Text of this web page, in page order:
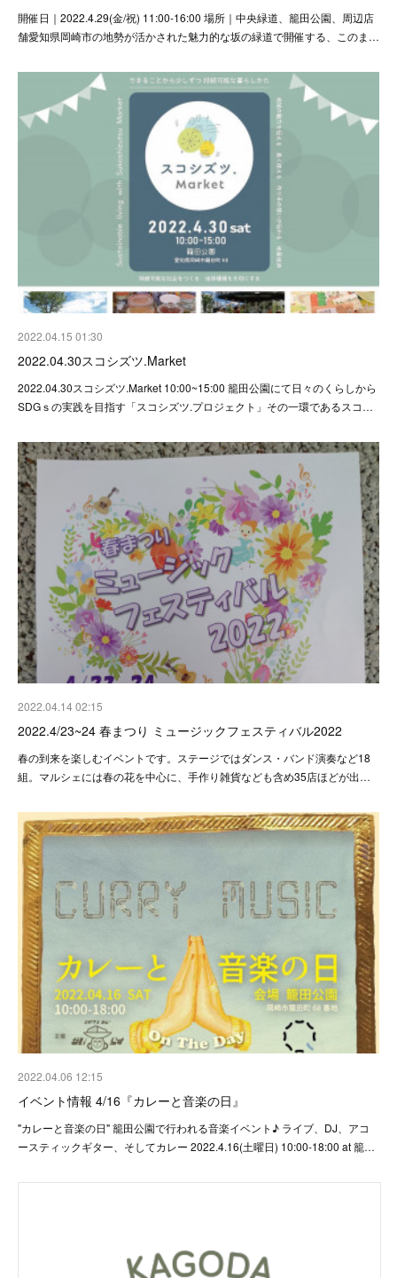
開催日｜2022.4.29(金/祝) 11:00-16:00 場所｜中央緑道、籠田公園、周辺店
舗愛知県岡崎市の地勢が活かされた魅力的な坂の緑道で開催する、このま…
2022.04.15 01:30
2022.04.30スコシズツ.Market
2022.04.30スコシズツ.Market 10:00~15:00 籠田公園にて日々のくらしから
SDGｓの実践を目指す「スコシズツ.プロジェクト」その一環であるスコ…
2022.04.14 02:15
2022.4/23~24 春まつり ミュージックフェスティバル2022
春の到来を楽しむイベントです。ステージではダンス・バンド演奏など18
組。マルシェには春の花を中心に、手作り雑貨なども含め35店ほどが出…
2022.04.06 12:15
イベント情報 4/16『カレーと音楽の日』
"カレーと音楽の日" 籠田公園で行われる音楽イベント♪ ライブ、DJ、アコ
ースティックギター、そしてカレー 2022.4.16(土曜日) 10:00-18:00 at 籠…